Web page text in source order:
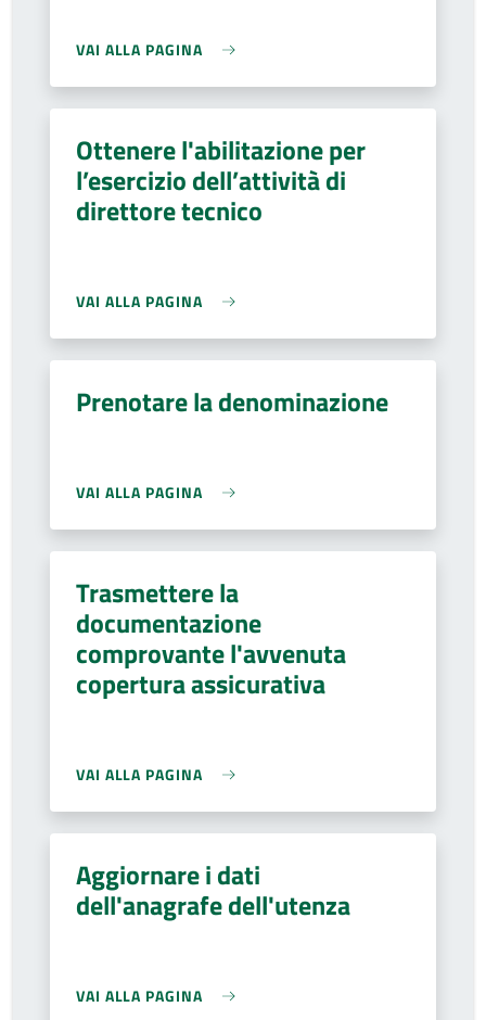
VAI ALLA PAGINA
Ottenere l'abilitazione per
l’esercizio dell’attività di
direttore tecnico
VAI ALLA PAGINA
Prenotare la denominazione
VAI ALLA PAGINA
Trasmettere la
documentazione
comprovante l'avvenuta
copertura assicurativa
VAI ALLA PAGINA
Aggiornare i dati
dell'anagrafe dell'utenza
VAI ALLA PAGINA